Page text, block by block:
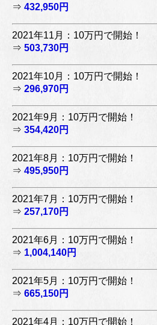
⇒ 432,950円
2021年11月：10万円で開始！
⇒ 503,730円
2021年10月：10万円で開始！
⇒ 296,970円
2021年9月：10万円で開始！
⇒ 354,420円
2021年8月：10万円で開始！
⇒ 495,950円
2021年7月：10万円で開始！
⇒ 257,170円
2021年6月：10万円で開始！
⇒ 1,004,140円
2021年5月：10万円で開始！
⇒ 665,150円
2021年4月：10万円で開始！